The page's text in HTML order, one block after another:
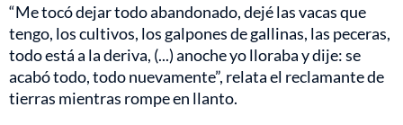
“Me tocó dejar todo abandonado, dejé las vacas que
tengo, los cultivos, los galpones de gallinas, las peceras,
todo está a la deriva, (...) anoche yo lloraba y dije: se
acabó todo, todo nuevamente”, relata el reclamante de
tierras mientras rompe en llanto.